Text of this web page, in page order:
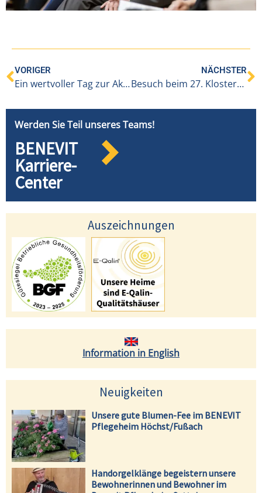
VORIGER
Ein wertvoller Tag zur Aktivierung aller Sinne und Steigerung der Lebensfreude auch im hohen Alter
NÄCHSTER
Besuch beim 27. Klostermarkt in Bludenz
Werden Sie Teil unseres Teams!
BENEVIT
Karriere-
Center
Auszeichnungen
Information in English
Neuigkeiten
Unsere gute Blumen-Fee im BENEVIT
Pflegeheim Höchst/Fußach
Handorgelklänge begeistern unsere
Bewohnerinnen und Bewohner im